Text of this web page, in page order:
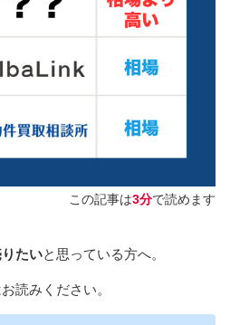
この記事は3分で読めます
たいと思っている方へ。
読みください。